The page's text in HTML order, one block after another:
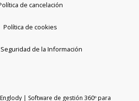
| Software de gestión 360º para
de cancelación
Política de cookies
de la Información